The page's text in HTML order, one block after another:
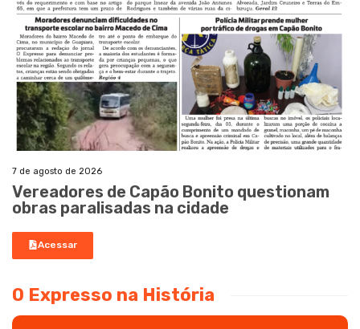
7 de agosto de 2026
Vereadores de Capão Bonito questionam
obras paralisadas na cidade
Acessar
O Expresso na História